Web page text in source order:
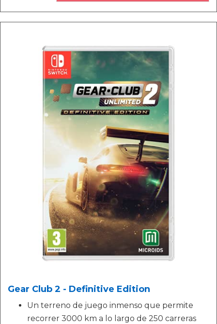
Gear Club 2 - Definitive Edition
Un terreno de juego inmenso que permite
recorrer 3000 km a lo largo de 250 carreras